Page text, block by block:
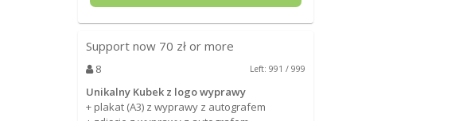
Support now 70 zł or more
8 Left: 991 / 999
Unikalny Kubek z logo wyprawy
+ plakat (A3) z wyprawy z autografem